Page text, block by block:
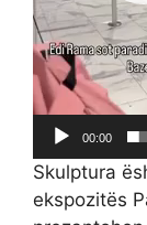
00:00
Skulptura
ekspozitës